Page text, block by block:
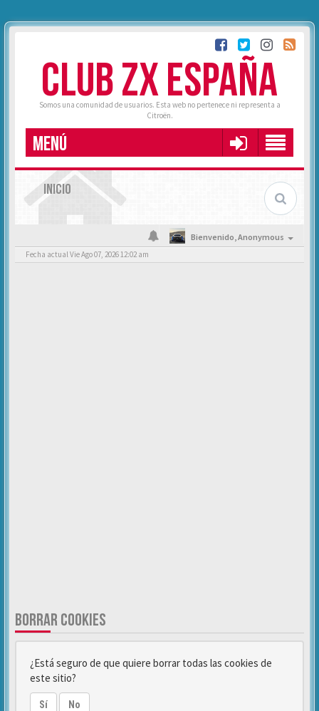
CLUB ZX ESPAÑA
Somos una comunidad de usuarios. Esta web no pertenece ni representa a
Citroën.
MENÚ
INICIO
Bienvenido,Anonymous
Fecha actual Vie Ago 07, 2026 12:02 am
BORRAR COOKIES
¿Está seguro de que quiere borrar todas las cookies de
este sitio?
Sí No